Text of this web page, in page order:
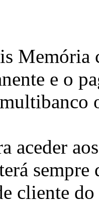
Memória
e o
aceder
cliente